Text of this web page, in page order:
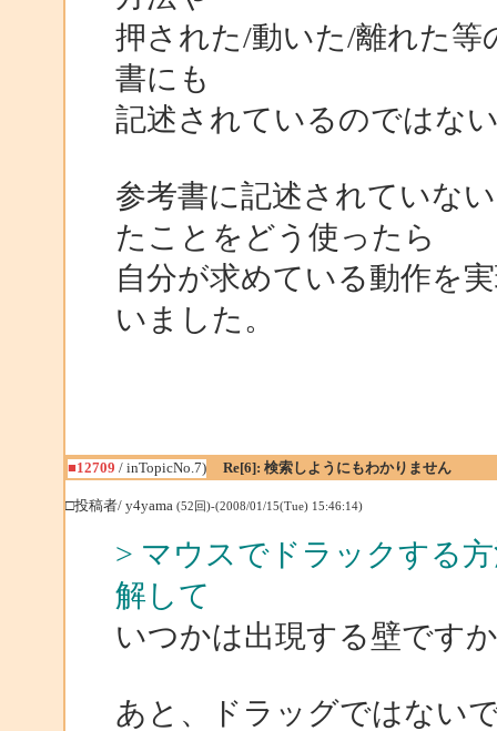
押された/動いた/離れた等
書にも
記述されているのではな
参考書に記述されていな
たことをどう使ったら
自分が求めている動作を
いました。
■12709 / inTopicNo.7) Re[6]: 検索しようにもわかりません
□投稿者/ y4yama (52回)-(2008/01/15(Tue) 15:46:14)
> マウスでドラックする
解して
いつかは出現する壁です
あと、ドラッグではない